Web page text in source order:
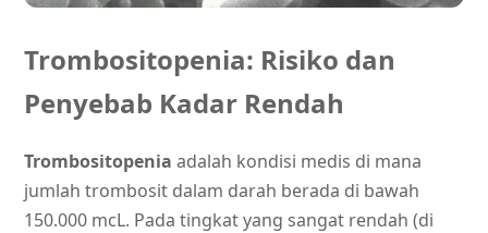
Trombositopenia: Risiko dan
Penyebab Kadar Rendah
Trombositopenia adalah kondisi medis di mana
jumlah trombosit dalam darah berada di bawah
150.000 mcL. Pada tingkat yang sangat rendah (di